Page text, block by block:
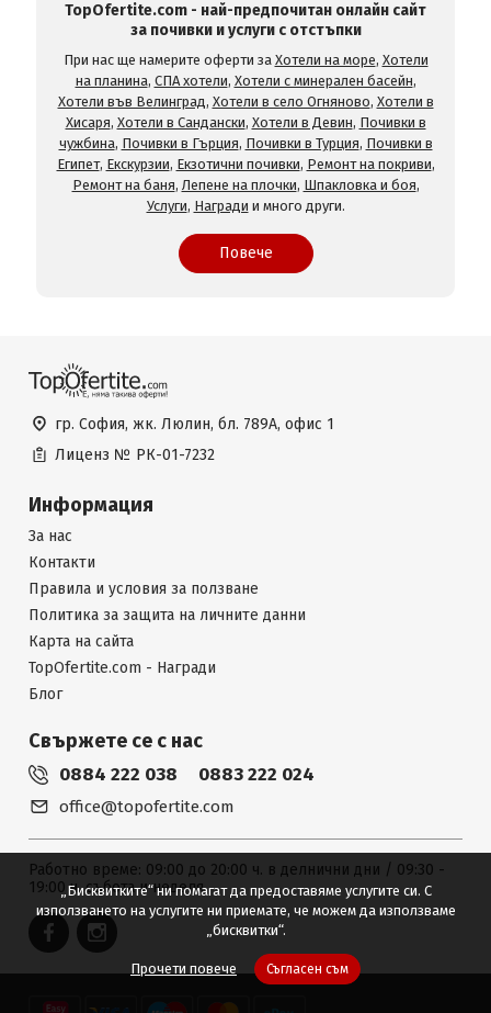
TopOfertite.com - най-предпочитан онлайн сайт
за почивки и услуги с отстъпки
При нас ще намерите оферти за Хотели на море, Хотели
на планина, СПА хотели, Хотели с минерален басейн,
Хотели във Велинград, Хотели в село Огняново, Хотели в
Хисаря, Хотели в Сандански, Хотели в Девин, Почивки в
чужбина, Почивки в Гърция, Почивки в Турция, Почивки в
Египет, Екскурзии, Екзотични почивки, Ремонт на покриви,
Ремонт на баня, Лепене на плочки, Шпакловка и боя,
Услуги, Награди и много други.
Повече
гр. София, жк. Люлин, бл. 789А, офис 1
Лиценз № РК-01-7232
Информация
За нас
Контакти
Правила и условия за ползване
Политика за защита на личните данни
Карта на сайта
TopOfertite.com - Награди
Блог
Свържете се с нас
0884 222 038 0883 222 024
office@topofertite.com
Работно време: 09:00 до 20:00 ч. в делнични дни / 09:30 -
19:00 ч. събота и неделя
„Бисквитките“ ни помагат да предоставяме услугите си. С
използването на услугите ни приемате, че можем да използваме
„бисквитки“.
Прочети повече Съгласен съм